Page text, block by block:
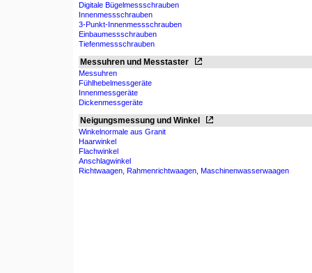
Digitale Bügelmessschrauben
Innenmessschrauben
3-Punkt-Innenmessschrauben
Einbaumessschrauben
Tiefenmessschrauben
Messuhren und Messtaster
Messuhren
Fühlhebelmessgeräte
Innenmessgeräte
Dickenmessgeräte
Neigungsmessung und Winkel
Winkelnormale aus Granit
Haarwinkel
Flachwinkel
Anschlagwinkel
Richtwaagen, Rahmenrichtwaagen, Maschinenwasserwaagen